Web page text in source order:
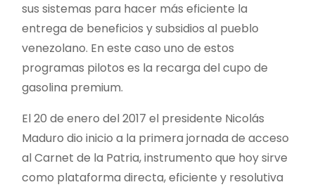
sus sistemas para hacer más eficiente la
entrega de beneficios y subsidios al pueblo
venezolano. En este caso uno de estos
programas pilotos es la recarga del cupo de
gasolina premium.
El 20 de enero del 2017 el presidente Nicolás
Maduro dio inicio a la primera jornada de acceso
al Carnet de la Patria, instrumento que hoy sirve
como plataforma directa, eficiente y resolutiva